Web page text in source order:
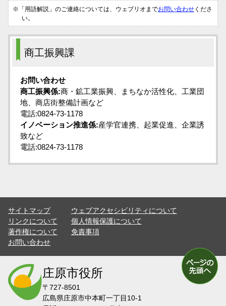
※「用語解説」のご連絡については、ウェブリオまでお問い合わせ くださ
い。
商工振興課
お問い合わせ
商工振興係:商・鉱工業振興、まちなか活性化、工業団
地、商店街整備計画など
電話:0824-73-1178
イノベーション推進係:産学官連携、起業促進、企業誘
致など
電話:0824-73-1178
サイトマップ
ウェブアクセシビリティについて
リンクについて
個人情報保護について
著作権について
免責事項
お問い合わせ
庄原市役所
〒727-8501
広島県庄原市中本町一丁目10-1